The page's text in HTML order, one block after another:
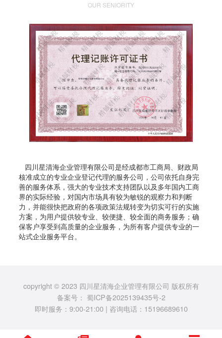
OUR SENIORITY
四川星清海企业管理有限公司是经成都市工商局、财政局
核准成立的专业企业登记代理的服务公司，公司依托自身完
善的服务体系，强大的专业技术支持团队以及多年国内工商
界的实际经验，对国内市场具有较为敏锐的观察力和判断
力，并能很快把政府的各项政策法规转变为切实可行的实施
方案，为用户提供较专业、较便捷、较全面的商务服务；确
保客户享受到高质量的企业服务，为所有客户提供专业的一
站式企业服务平台。
copyright © 2023 四川星清海企业管理有限公司 版权所有
备案号： 蜀ICP备2025139435号-2
即时服务：9:00-21:00 | 咨询电话：15196689610